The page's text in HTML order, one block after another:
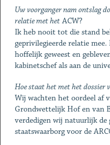
Uw voorganger nam ontslag
relatie met hetACW?
Ik heb nooit tot die stand
geprivilegieerde relatie
hoffelijk geweest en
kabinetschef als aan de
Hoe staat het met het dossier
Wij wachten het oordeel af
Grondwettelijk Hof en van
verdedigen wij natuurlijk de
staatswaarborg voor de